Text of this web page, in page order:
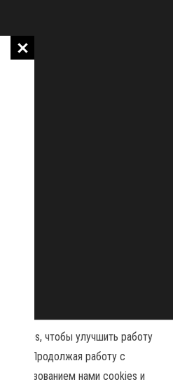
cookies, чтобы улучшить работу
Продолжая работу с
нами cookies и